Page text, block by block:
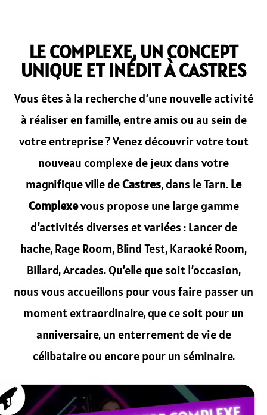
LE COMPLEXE, UN CONCEPT
UNIQUE ET INÉDIT À CASTRES
Vous êtes à la recherche d’une nouvelle activité
à réaliser en famille, entre amis ou au sein de
votre entreprise ? Venez découvrir votre tout
nouveau complexe de jeux dans votre
magnifique ville deCastres, dans le Tarn.Le
Complexevous propose une large gamme
d’activités diverses et variées : Lancer de
hache, Rage Room, Blind Test, Karaoké Room,
Billard, Arcades. Qu’elle que soit l’occasion,
nous vous accueillons pour vous faire passer un
moment extraordinaire, que ce soit pour un
anniversaire, un enterrement de vie de
célibataire ou encore pour un séminaire.